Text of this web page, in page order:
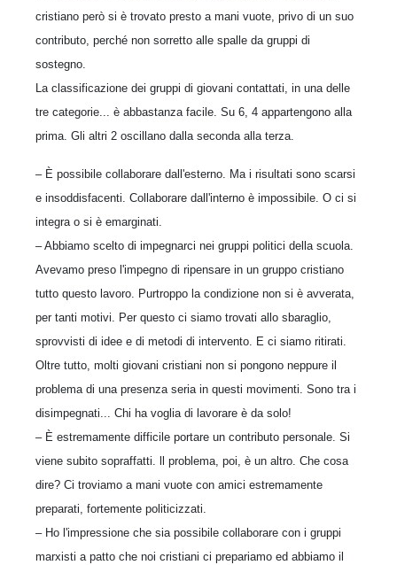
cristiano però si è trovato presto a mani vuote, privo di un suo
contributo, perché non sorretto alle spalle da gruppi di
sostegno.
La classificazione dei gruppi di giovani contattati, in una delle
tre categorie... è abbastanza facile. Su 6, 4 appartengono alla
prima. Gli altri 2 oscillano dalla seconda alla terza.
– È possibile collaborare dall'esterno. Ma i risultati sono scarsi
e insoddisfacenti. Collaborare dall'interno è impossibile. O ci si
integra o si è emarginati.
– Abbiamo scelto di impegnarci nei gruppi politici della scuola.
Avevamo preso l'impegno di ripensare in un gruppo cristiano
tutto questo lavoro. Purtroppo la condizione non si è avverata,
per tanti motivi. Per questo ci siamo trovati allo sbaraglio,
sprovvisti di idee e di metodi di intervento. E ci siamo ritirati.
Oltre tutto, molti giovani cristiani non si pongono neppure il
problema di una presenza seria in questi movimenti. Sono tra i
disimpegnati... Chi ha voglia di lavorare è da solo!
– È estremamente difficile portare un contributo personale. Si
viene subito sopraffatti. ll problema, poi, è un altro. Che cosa
dire? Ci troviamo a mani vuote con amici estremamente
preparati, fortemente politicizzati.
– Ho l'impressione che sia possibile collaborare con i gruppi
marxisti a patto che noi cristiani ci prepariamo ed abbiamo il